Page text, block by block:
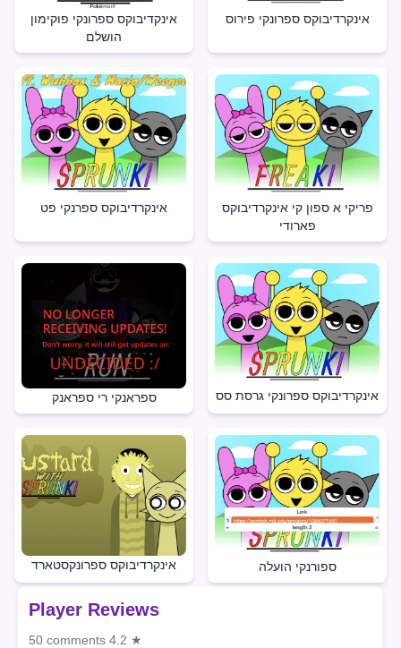
אינקדיבוקס ספרונקי פוקימון
הושלם
אינקרדיבוקס ספרונקי פירוס
אינקרדיבוקס ספרנקי פט
פריקי א ספון קי אינקרדיבוקס
פארודי
ספראנקי רי ספראנק אינקרדיבוקס ספרונקי גרסת סס
אינקרדיבוקס ספרונקסטארד ספורנקי הועלה
Player Reviews
50 comments 4.2 ★